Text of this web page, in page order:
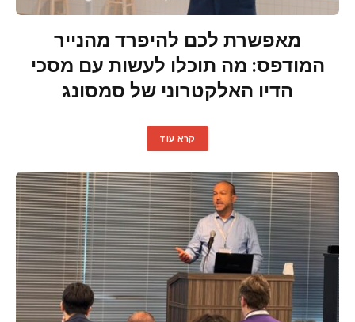
מאפשרת לכם להיפרד מהנייר
המודפס: מה תוכלו לעשות עם מסכי
הדיו האלקטרוני של סמסונג
קרא עוד